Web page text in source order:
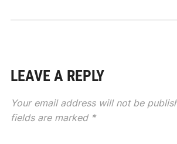
LEAVE A REPLY
Your email address will not be
fields are marked *